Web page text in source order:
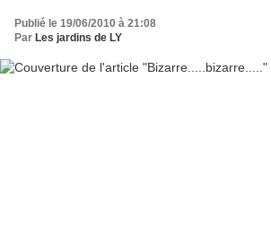
Publié le 19/06/2010 à 21:08
Par Les jardins de LY